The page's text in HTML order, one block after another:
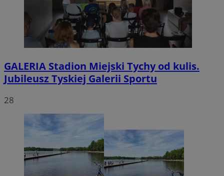
GALERIA Stadion Miejski Tychy od kulis.
Jubileusz Tyskiej Galerii Sportu
28